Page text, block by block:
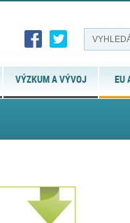
VÝZKUM A VÝVOJ EU